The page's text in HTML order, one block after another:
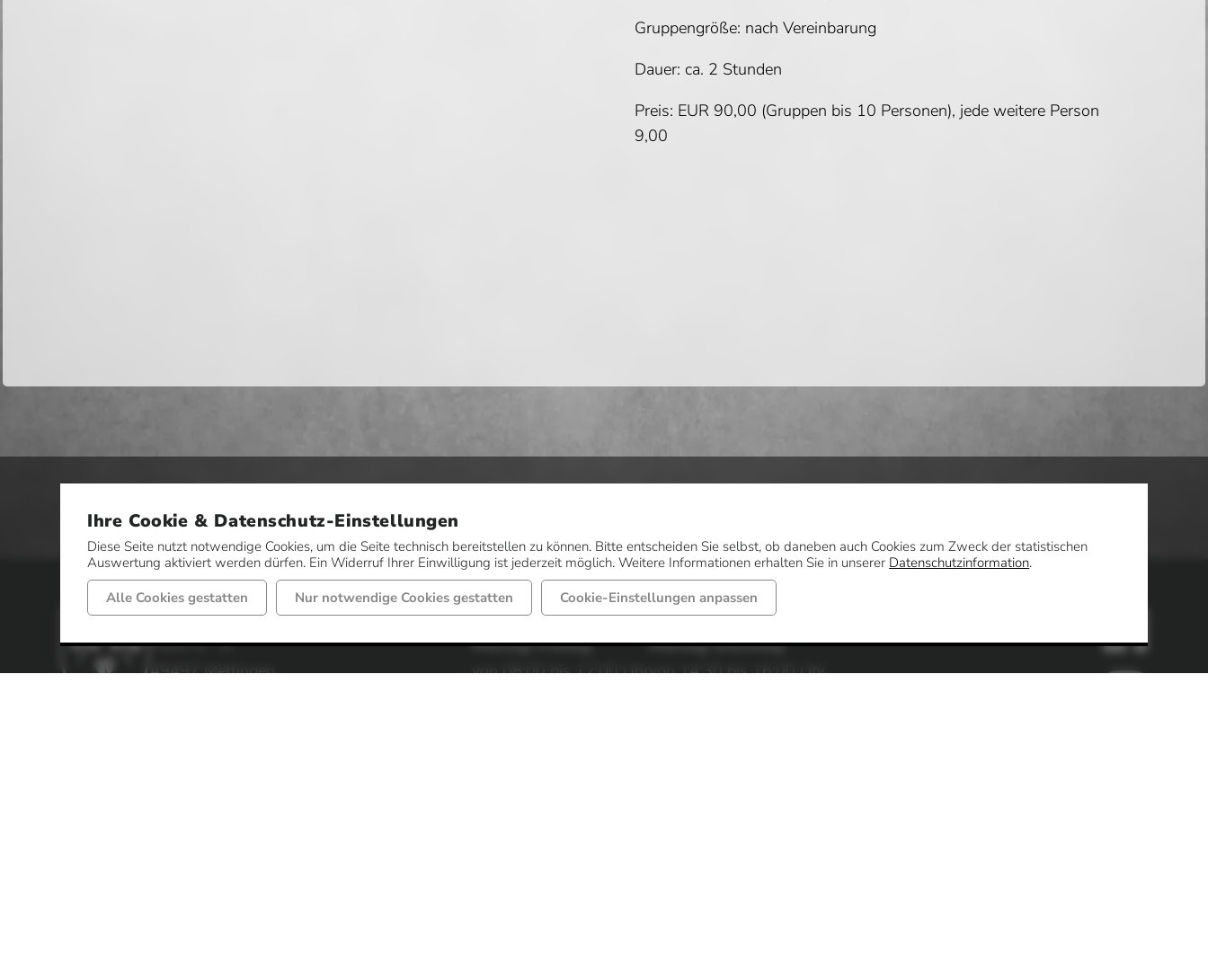
Gruppengröße: nach Vereinbarung
Dauer: ca. 2 Stunden
Preis: EUR 90,00 (Gruppen bis 10 Personen), jede weitere Person
9,00
Gemeinde Mettingen
Markt 6 - 8
49497 Mettingen
Öffnungszeiten Gemeindeverwaltung
Montag-Freitag
von 08:00 bis 12:00 Uhr
Montag-Dienstag
von 14:30 bis 16:00 Uhr
Ihre Cookie & Datenschutz-Einstellungen
Diese Seite nutzt notwendige Cookies, um die Seite technisch bereitstellen zu können. Bitte entscheiden Sie selbst, ob daneben auch Cookies zum Zweck der statistischen
Auswertung aktiviert werden dürfen. Ein Widerruf Ihrer Einwilligung ist jederzeit möglich. Weitere Informationen erhalten Sie in unserer Datenschutzinformation.
Alle Cookies gestatten
Nur notwendige Cookies gestatten Cookie-Einstellungen anpassen